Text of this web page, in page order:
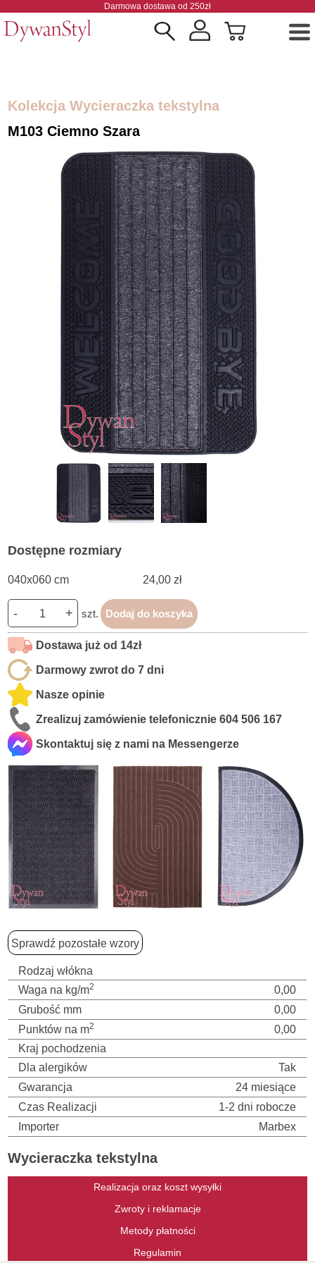
Darmowa dostawa od 250zł
Kolekcja Wycieraczka tekstylna
M103 Ciemno Szara
Dostępne rozmiary
040x060 cm 24,00 zł
- + szt. Dodaj do koszyka
Dostawa już od 14zł
Darmowy zwrot do 7 dni
Nasze opinie
Zrealizuj zamówienie telefonicznie604 506 167
Skontaktuj się z nami na Messengerze
Sprawdź pozostałe wzory
Rodzaj włókna
Waga na kg/m2
0,00
Grubość mm
0,00
Punktów na m2
0,00
Kraj pochodzenia
Dla alergików
Tak
Gwarancja
24 miesiące
Czas Realizacji
1-2 dni robocze
Importer
Marbex
Wycieraczka tekstylna
Realizacja oraz koszt wysyłki
Zwroty i reklamacje
Metody płatności
Regulamin